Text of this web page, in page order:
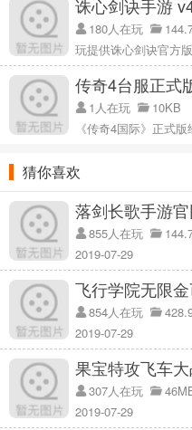
塔拉瑞亚无敌版集锦:
1.完成角色定制后，游戏将玩
手头的工具意味着玩家需要建造
2.整个游戏世界都是可以毁灭的
种资源，如石头，木头，铁矿
会遇到各种各样的怪物；
稀奇古怪的东西，所以这让玩家
评《无敌版塔拉·瑞亚》:
快来下载吧，在游戏中探索一
诛心剑诀手游
180人在玩
玩提供诛心剑诀官方
传奇4台服正式
1人在玩
10KB
《传奇4国际》正式
猜你喜欢
落剑长歌手游
855人在玩
2019-07-29
飞行学院无限
854人在玩
2019-07-29
果宝特攻飞车
v1.0.3
307人在玩
2019-07-29